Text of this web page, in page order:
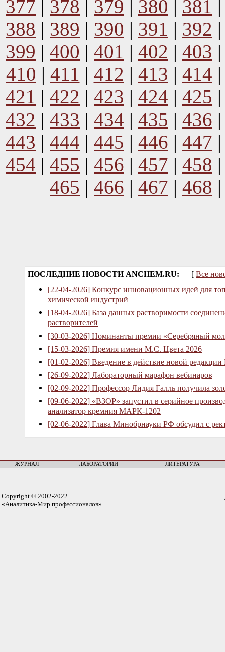
377 | 378 | 379 | 380 | 381
388 | 389 | 390 | 391 | 392
399 | 400 | 401 | 402 | 403
410 | 411 | 412 | 413 | 414
421 | 422 | 423 | 424 | 425
432 | 433 | 434 | 435 | 436
443 | 444 | 445 | 446 | 447
454 | 455 | 456 | 457 | 458
465 | 466 | 467 | 468
ПОСЛЕДНИЕ НОВОСТИ ANCHEM.RU: [ Все
[22-04-2026] Конкурс инновационных идей для
химической индустрий
[18-04-2026] База данных растворимости
растворителей
[30-03-2026] Номинанты премии «Серебряный
[15-03-2026] Премия имени М.С. Цвета 2026
[01-02-2026] Введение в действие новой
[26-09-2022] Лабораторный марафон вебинаров
[02-09-2022] Профессор Лидия Галль получила
[09-06-2022] «ВЗОР» запустил в серийное
анализатор кремния МАРК-1202
[02-06-2022] Глава Минобрнауки РФ обсудил с
ЖУРНАЛ ЛАБОРАТОРИИ ЛИТЕРАТУРА
Copyright © 2002-2022
«Аналитика-Мир профессионалов»